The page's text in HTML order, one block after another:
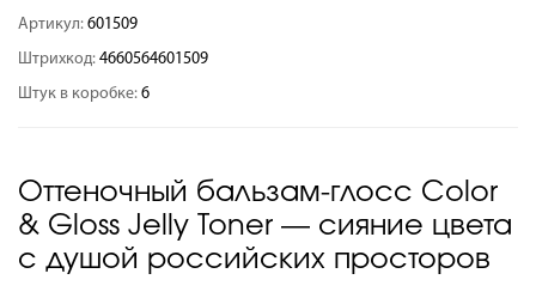
Артикул: 601509
Штрихкод: 4660564601509
Штук в коробке: 6
Оттеночный бальзам-глосс Color
& Gloss Jelly Toner — сияние цвета
с душой российских просторов